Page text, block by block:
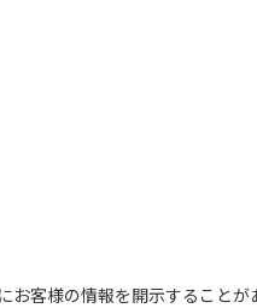
客様の情報を開示すること